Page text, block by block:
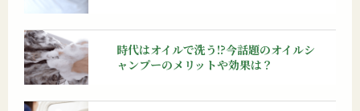
時代はオイルで洗う!?今話題のオイルシ
ャンプーのメリットや効果は？